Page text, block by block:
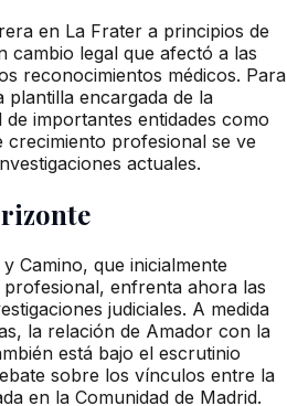
en La Frater a principios de
cambio legal que afectó a las
reconocimientos médicos. Para
plantilla encargada de la
importantes entidades como
crecimiento profesional se ve
actuales.
Camino, que inicialmente
enfrenta ahora las
judiciales. A medida
la relación de Amador con la
está bajo el escrutinio
sobre los vínculos entre la
en la Comunidad de Madrid.